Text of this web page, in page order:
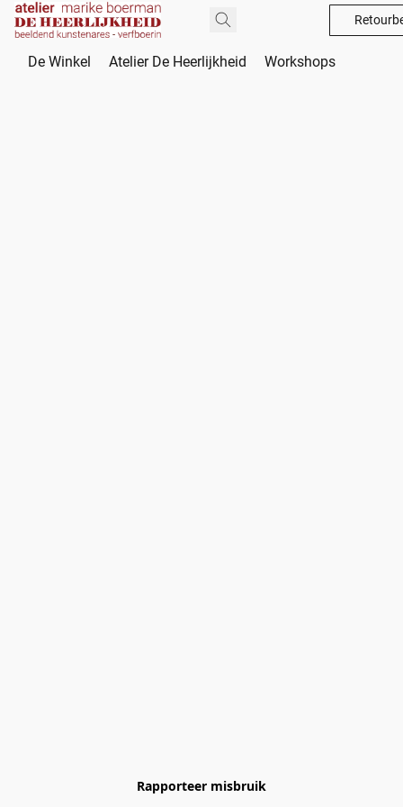
De Winkel Atelier De Heerlijkheid Workshops
Rapporteer misbruik